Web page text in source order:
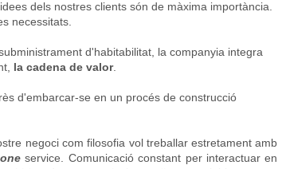
dels nostres clients són de màxima importància.
necessitats.
d'habitabilitat, la companyia integra
la cadena de valor.
d'embarcar-se en un procés de construcció
negoci com filosofia vol treballar estretament amb
service. Comunicació constant per interactuar en